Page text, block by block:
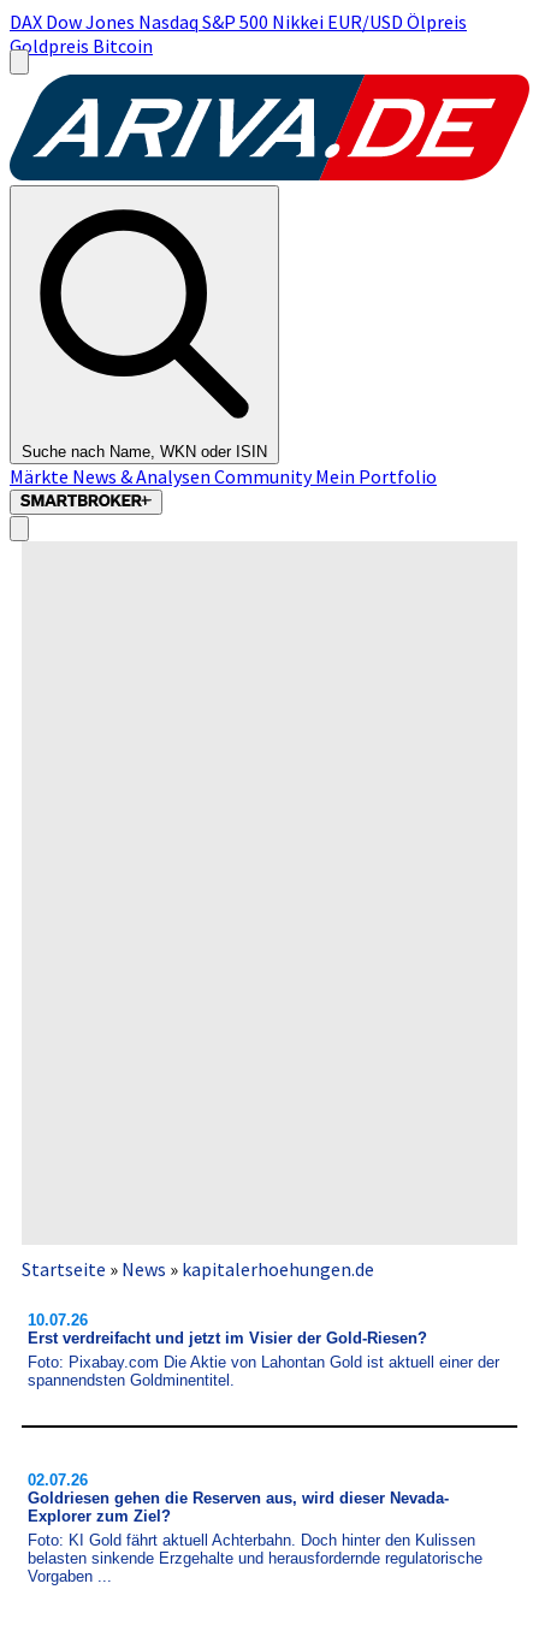
DAX Dow Jones Nasdaq S&P 500 Nikkei EUR/USD Ölpreis
Goldpreis Bitcoin
Suche nach Name, WKN oder ISIN
Märkte News & Analysen CommunityMein Portfolio
Startseite » News » kapitalerhoehungen.de
10.07.26
Erst verdreifacht und jetzt im Visier der Gold-Riesen?
Foto: Pixabay.com Die Aktie von Lahontan Gold ist aktuell einer der
spannendsten Goldminentitel.
02.07.26
Goldriesen gehen die Reserven aus, wird dieser Nevada-
Explorer zum Ziel?
Foto: KI Gold fährt aktuell Achterbahn. Doch hinter den Kulissen
belasten sinkende Erzgehalte und herausfordernde regulatorische
Vorgaben ...